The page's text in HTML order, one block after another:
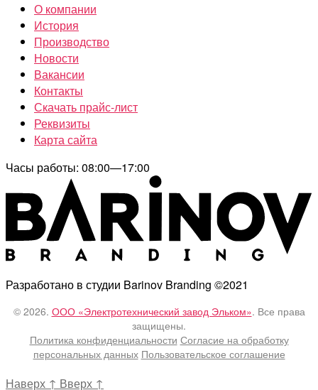
О компании
История
Производство
Новости
Вакансии
Контакты
Скачать прайс-лист
Реквизиты
Карта сайта
Часы работы: 08:00—17:00
Разработано в студии Barinov Branding ©2021
© 2026. ООО «Электротехнический завод Эльком». Все права
защищены.
Политика конфиденциальности Согласие на обработку
персональных данных Пользовательское соглашение
Наверх ↑ Вверх ↑